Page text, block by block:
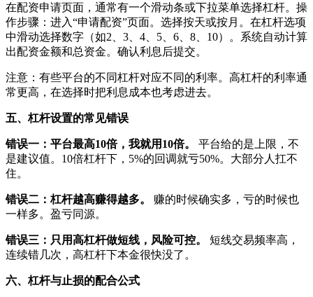
在配资申请页面，通常有一个滑动条或下拉菜单选择杠杆。操
作步骤：进入“申请配资”页面。选择按天或按月。在杠杆选项
中滑动选择数字（如2、3、4、5、6、8、10）。系统自动计算
出配资金额和总资金。确认利息后提交。
注意：有些平台的不同杠杆对应不同的利率。高杠杆的利率通
常更高，在选择时把利息成本也考虑进去。
五、杠杆设置的常见错误
错误一：平台最高10倍，我就用10倍。
平台给的是上限，不
是建议值。10倍杠杆下，5%的回调就亏50%。大部分人扛不
住。
错误二：杠杆越高赚得越多。
赚的时候确实多，亏的时候也
一样多。盈亏同源。
错误三：只用高杠杆做短线，风险可控。
短线交易频率高，
连续错几次，高杠杆下本金很快没了。
六、杠杆与止损的配合公式